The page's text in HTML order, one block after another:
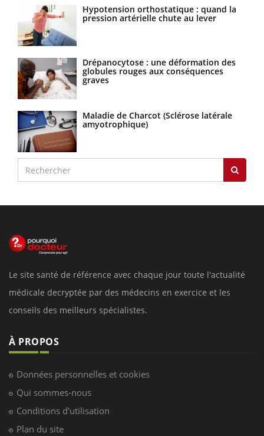
Hypotension orthostatique : quand la
pression artérielle chute au lever
Drépanocytose : une déformation des
globules rouges aux conséquences
graves
Maladie de Charcot (Sclérose latérale
amyotrophique)
Le site santé de référence avec chaque jour toute l'actualité
médicale decryptée par des médecins en exercice et les
conseils des meilleurs spécialistes.
À PROPOS
Données personnelles et cookies
Qui sommes-nous
Conditions d'utilisation
Plan du site